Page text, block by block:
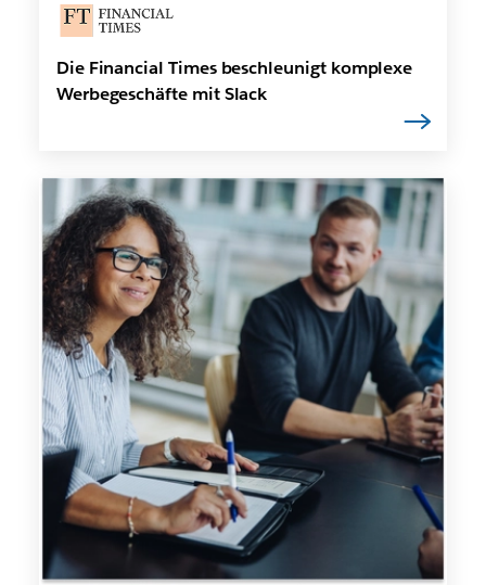
Die Financial Times beschleunigt komplexe
Werbegeschäfte mit Slack